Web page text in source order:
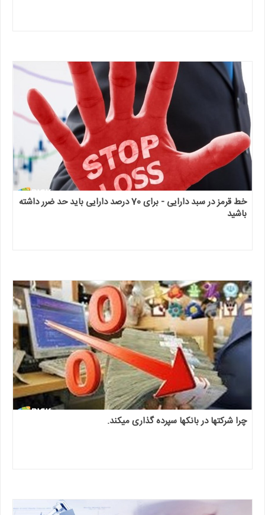
خط قرمز در سبد دارایی - برای 70 درصد دارایی باید حد ضرر داشته
باشید
چرا شرکتها در بانکها سپرده گذاری میکند.